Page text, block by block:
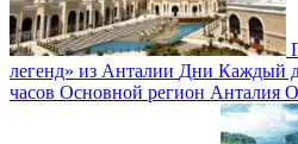
легенд» из Анталии Дни Каждый
часов Основной регион Анталия